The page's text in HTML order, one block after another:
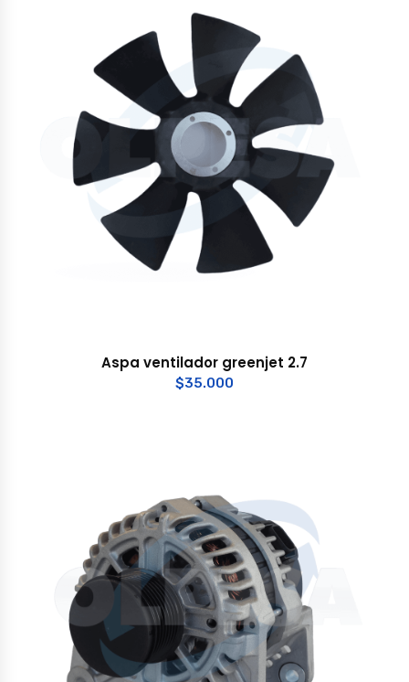
Aspa ventilador greenjet 2.7
$35.000